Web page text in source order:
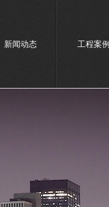
新闻动态 工程案例